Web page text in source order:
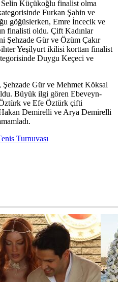
Küçükoğlu finalist olma
Furkan Şahin ve
göğüslerken, Emre İncecik ve
finalisti oldu. Çift Kadınlar
Şehzade Gür ve Özüm Çakır
Yeşilyurt ikilisi korttan finalist
Duygu Keçeci ve
Şehzade Gür ve Mehmet Köksal
Büyük ilgi gören Ebeveyn-
ve Efe Öztürk çifti
Demirelli ve Arya Demirelli
Turnuvası